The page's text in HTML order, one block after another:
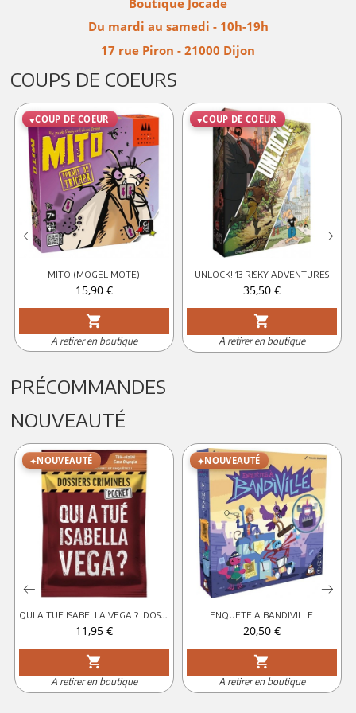
Du mardi au samedi - 10h-19h
17 rue Piron - 21000 Dijon
COUPS DE COEURS
COUP DE COEUR
MITO (MOGEL MOTE)
Prix
15,90 €
shopping_cart
A retirer en boutique
COUP DE COEUR
UNLOCK! 13 RISKY ADVENTURES
Prix
35,50 €
shopping_cart
A retirer en boutique
PRÉCOMMANDES
NOUVEAUTÉ
NOUVEAUTÉ
QUI A TUE ISABELLA VEGA ? :DOSSIERS CRIMINELS POCKET 5
Prix
11,95 €
shopping_cart
A retirer en boutique
NOUVEAUTÉ
ENQUETE A BANDIVILLE
Prix
20,50 €
shopping_cart
A retirer en boutique